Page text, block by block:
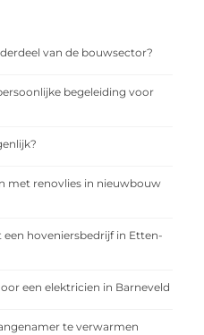
van de bouwsector?
begeleiding voor
met renovlies in nieuwbouw
hoveniersbedrijf in Etten-
een elektricien in Barneveld
te verwarmen